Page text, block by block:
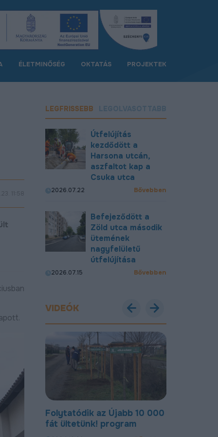
ÉLETMINŐSÉG OKTATÁS PROJEKTEK
11:58
LEGFRISSEBB
Útfelújítás
kezdődött a
Harsona utcán,
aszfaltot kap a
Csuka utca
2026.07.22 Bővebben
Befejeződött a
Zöld utca második
ütemének
nagyfelületű
útfelújítása
2026.07.15 Bővebben
VIDEÓK
10 000
Most már új, aszfaltozott
úton lehet közlekedni a
Gohér és a Délibáb